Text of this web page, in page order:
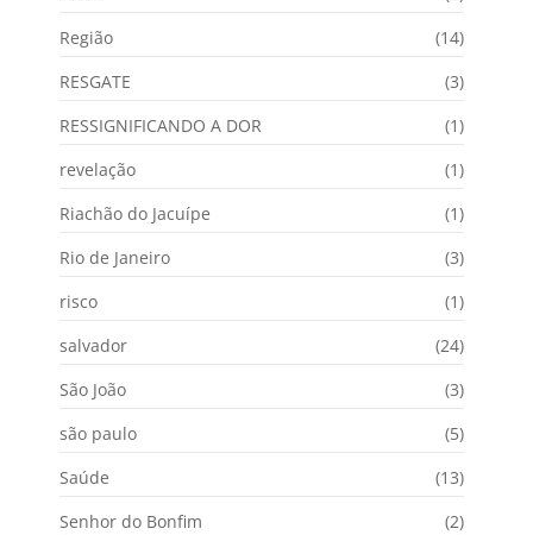
Região
(14)
RESGATE
(3)
RESSIGNIFICANDO A DOR
(1)
revelação
(1)
Riachão do Jacuípe
(1)
Rio de Janeiro
(3)
risco
(1)
salvador
(24)
São João
(3)
são paulo
(5)
Saúde
(13)
Senhor do Bonfim
(2)